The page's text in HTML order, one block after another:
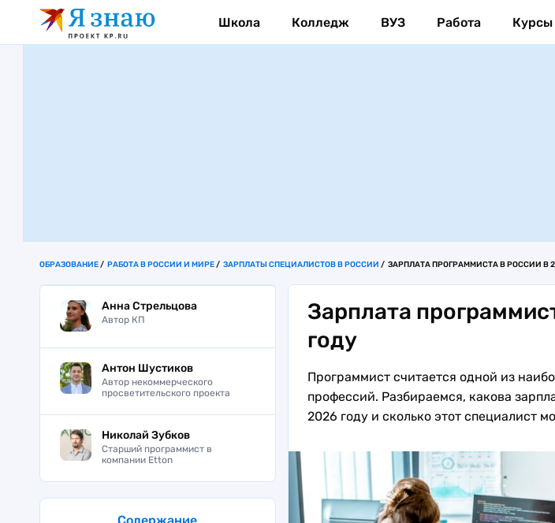
Школа Колледж ВУЗ Работа Курсы
ОБРАЗОВАНИЕ РАБОТА В РОССИИ И МИРЕ ЗАРПЛАТЫ СПЕЦИАЛИСТОВ В РОССИИ ЗАРПЛАТА ПРОГРАММИСТА В РОССИИ В
Анна Стрельцова
Автор КП
Антон Шустиков
Автор некоммерческого
просветительского проекта
Николай Зубков
Старший программист в
компании Etton
Зарплата
году
Программист считается одной из
профессий. Разбираемся, какова
2026 году и сколько этот специалист